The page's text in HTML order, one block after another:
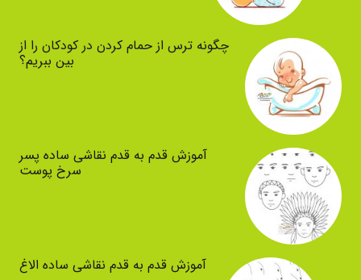
چگونه ترس از حمام کردن در کودکان را از
بین ببریم؟
آموزش قدم به قدم نقاشی ساده پسر
سرخ پوست
آموزش قدم به قدم نقاشی ساده الاغ